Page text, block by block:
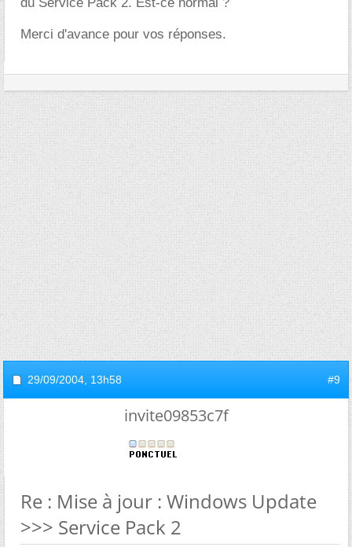
Merci d'avance pour vos réponses.
29/09/2004, 13h58 #9
invite09853c7f
Re : Mise à jour : Windows Update
>>> Service Pack 2